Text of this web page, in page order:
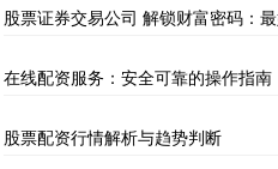
股票证券交易公司 解锁财富密码：
在线配资服务：安全可靠的操作指南
股票配资行情解析与趋势判断